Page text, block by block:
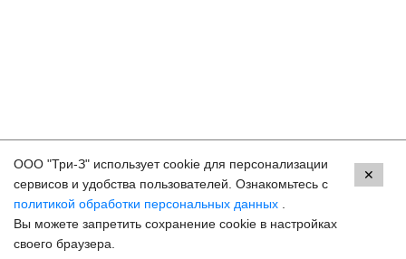
Задать вопрос
Контакты
Краснодар, ул. Красных Партизан, 18
8 (800) 250-33-30
ООО "Три-З" использует cookie для персонализации
сервисов и удобства пользователей. Ознакомьтесь с
политикой обработки персональных данных
Вы можете запретить сохранение cookie в настройках
своего браузера.
✕